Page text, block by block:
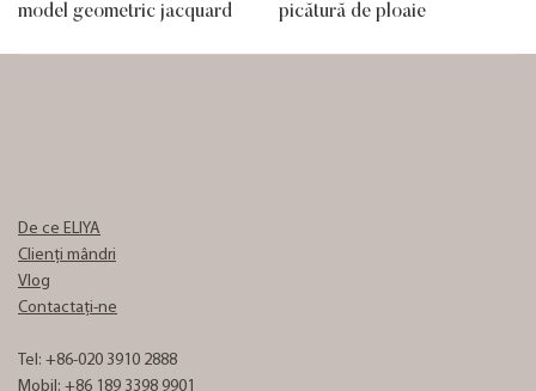
model geometric jacquard
picătură de ploaie
De ce ELIYA
Clienți mândri
Vlog
Contactaţi-ne
Tel: +86-020 3910 2888
Mobil: +86 189 3398 9901